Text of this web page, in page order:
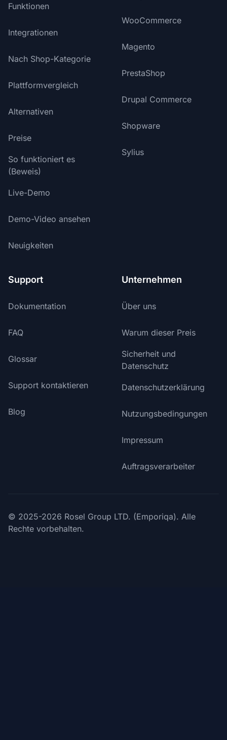
Funktionen
Integrationen
Nach Shop-Kategorie
Plattformvergleich
Alternativen
Preise
So funktioniert es
(Beweis)
Live-Demo
Demo-Video ansehen
Neuigkeiten
WooCommerce
Magento
PrestaShop
Drupal Commerce
Shopware
Sylius
Support
Dokumentation
FAQ
Glossar
Support kontaktieren
Blog
Unternehmen
Über uns
Warum dieser Preis
Sicherheit und
Datenschutz
Datenschutzerklärung
Nutzungsbedingungen
Impressum
Auftragsverarbeiter
© 2025-2026 Rosel Group LTD. (Emporiqa). Alle
Rechte vorbehalten.